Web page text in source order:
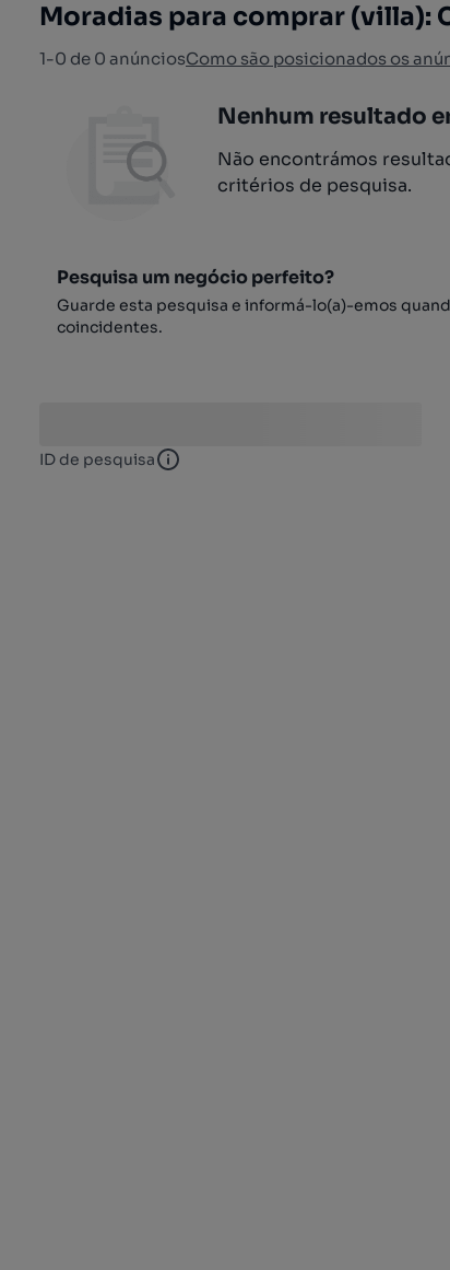
Moradias para comprar (villa):
1-0 de 0 anúnciosComo são posicionados os
Nenhum resultado
Não encontrámos
critérios de pesquisa.
Pesquisa um negócio perfeito?
Guarde esta pesquisa e informá-lo(a)-emos
coincidentes.
ID de pesquisa ID de pesquisa